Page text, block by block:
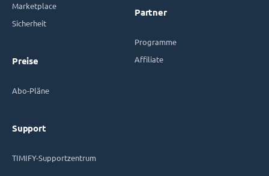
Marketplace
Sicherheit
Preise
Abo-Pläne
Support
TIMIFY-Supportzentrum
Partner
Programme
Affiliate